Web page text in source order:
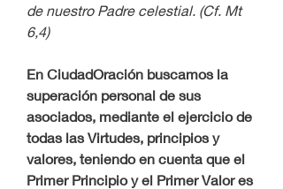
de nuestro Padre celestial. (Cf. Mt
6,4)
En CiudadOración buscamos la
superación personal de sus
asociados, mediante el ejercicio de
todas las Virtudes, principios y
valores, teniendo en cuenta que el
Primer Principio y el Primer Valor es